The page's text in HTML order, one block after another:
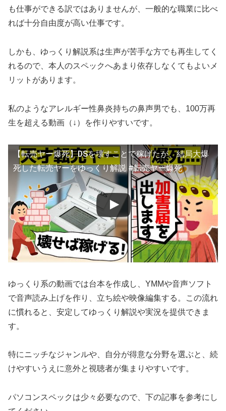
も仕事ができる訳ではありませんが、一般的な職業に比べ
れば十分自由度が高い仕事です。
しかも、ゆっくり解説系は生声が苦手な方でも再生してく
れるので、本人のスペックへあまり依存しなくてもよいメ
リットがあります。
私のようなアレルギー性鼻炎持ちの鼻声男でも、100万再
生を超える動画（↓）を作りやすいです。
【転売ヤー爆死】DSを壊すことで稼げたが、結局大爆
死した転売ヤーをゆっくり解説 #転売ヤー爆死
ゆっくり系の動画では台本を作成し、YMMや音声ソフト
で音声読み上げを作り、立ち絵や映像編集する。この流れ
に慣れると、安定してゆっくり解説や実況を提供できま
す。
特にニッチなジャンルや、自分が得意な分野を選ぶと、続
けやすいうえに意外と視聴者が集まりやすいです。
パソコンスペックは少々必要なので、下の記事を参考にし